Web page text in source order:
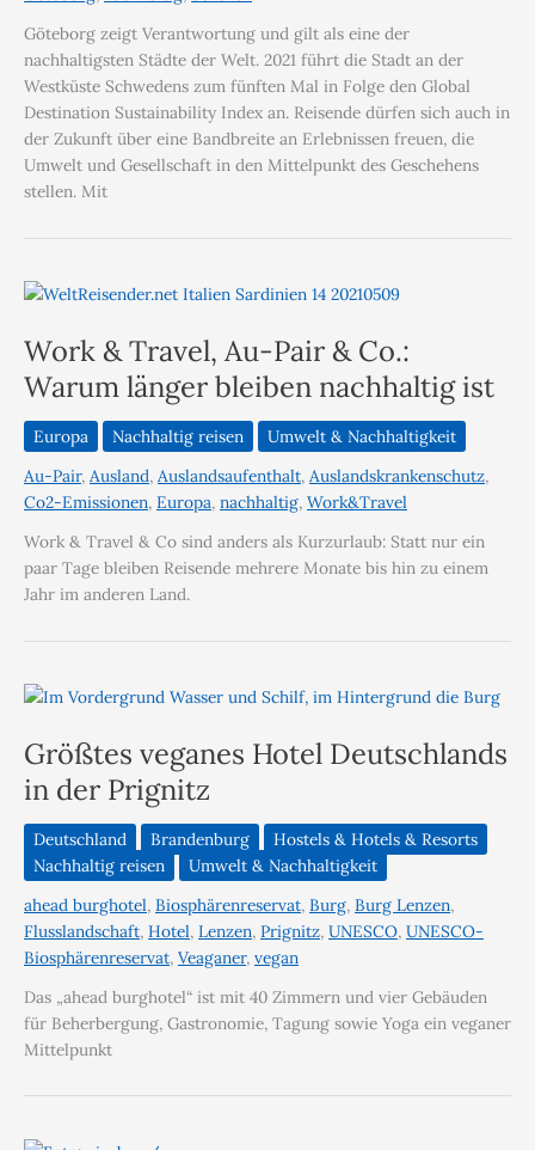
Göteborg zeigt Verantwortung und gilt als eine der
nachhaltigsten Städte der Welt. 2021 führt die Stadt an der
Westküste Schwedens zum fünften Mal in Folge den Global
Destination Sustainability Index an. Reisende dürfen sich auch in
der Zukunft über eine Bandbreite an Erlebnissen freuen, die
Umwelt und Gesellschaft in den Mittelpunkt des Geschehens
stellen. Mit
Work & Travel, Au-Pair & Co.:
Warum länger bleiben nachhaltig ist
Europa Nachhaltig reisen
Umwelt & Nachhaltigkeit
Au-Pair, Ausland, Auslandsaufenthalt, Auslandskrankenschutz,
Co2-Emissionen, Europa, nachhaltig, Work&Travel
Work & Travel & Co sind anders als Kurzurlaub: Statt nur ein
paar Tage bleiben Reisende mehrere Monate bis hin zu einem
Jahr im anderen Land.
Größtes veganes Hotel Deutschlands
in der Prignitz
Deutschland Brandenburg
Hostels & Hotels & Resorts
Nachhaltig reisen
Umwelt & Nachhaltigkeit
ahead burghotel, Biosphärenreservat, Burg, Burg Lenzen,
Flusslandschaft, Hotel, Lenzen, Prignitz, UNESCO, UNESCO-
Biosphärenreservat, Veaganer, vegan
Das „ahead burghotel“ ist mit 40 Zimmern und vier Gebäuden
für Beherbergung, Gastronomie, Tagung sowie Yoga ein veganer
Mittelpunkt